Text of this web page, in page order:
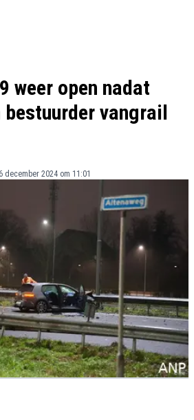
weer open nadat
bestuurder vangrail
december 2024 om 11:01